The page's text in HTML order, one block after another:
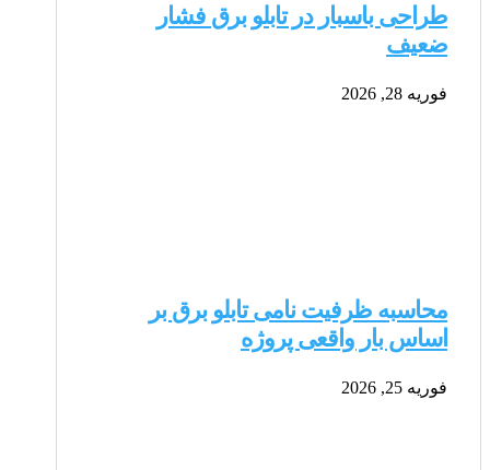
طراحی باسبار در تابلو برق فشار
ضعیف
فوریه 28, 2026
محاسبه ظرفیت نامی تابلو برق بر
اساس بار واقعی پروژه
فوریه 25, 2026